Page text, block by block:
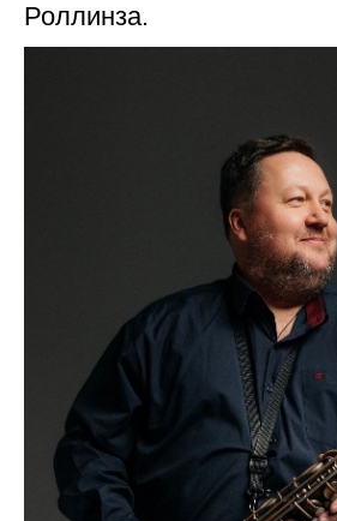
Роллинза.